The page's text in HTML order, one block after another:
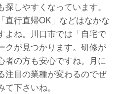
しやすくなっています。
直行直帰OK」などはなかな
よね。川口市では「自宅で
クが見つかります。研修が
者の方も安心ですね。月に
注目の業種が変わるのでぜ
下さいね。